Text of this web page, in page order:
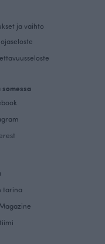
ja vaihto
somessa
tarina